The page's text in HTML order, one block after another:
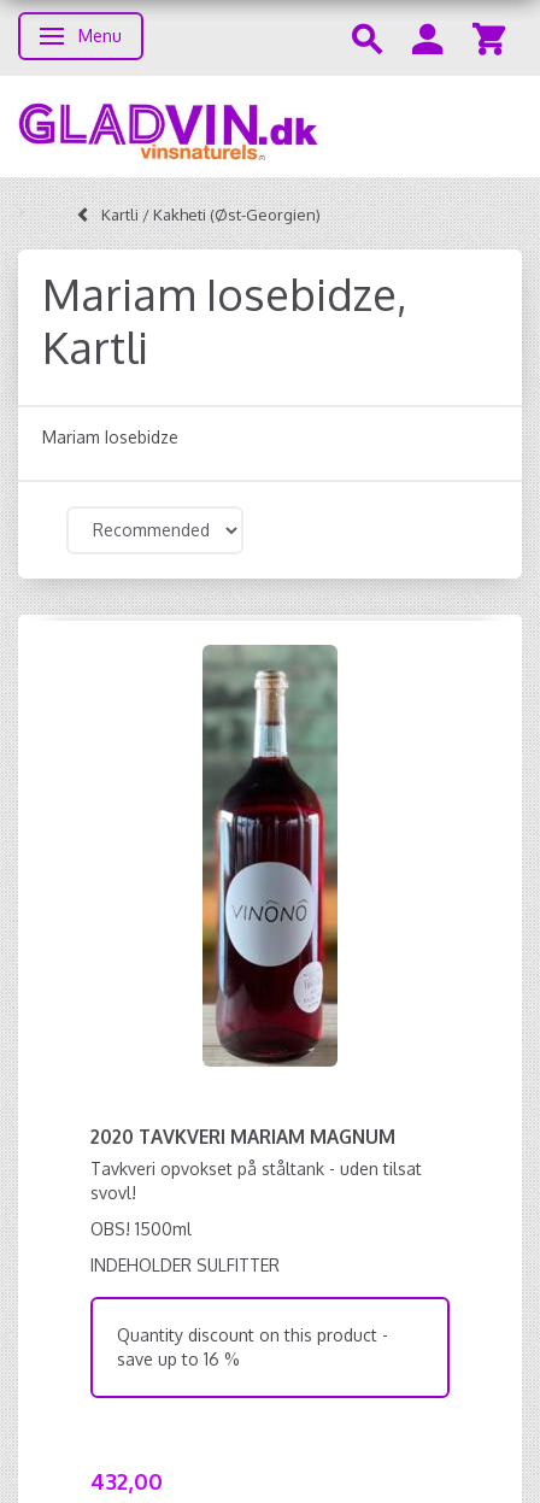
Toggle navigation
Menu
Kartli / Kakheti (Øst-Georgien)
Mariam Iosebidze,
Kartli
Mariam Iosebidze
2020 TAVKVERI MARIAM MAGNUM
Tavkveri opvokset på ståltank - uden tilsat
svovl!
OBS! 1500ml
INDEHOLDER SULFITTER
Quantity discount on this product -
save up to 16 %
432,00